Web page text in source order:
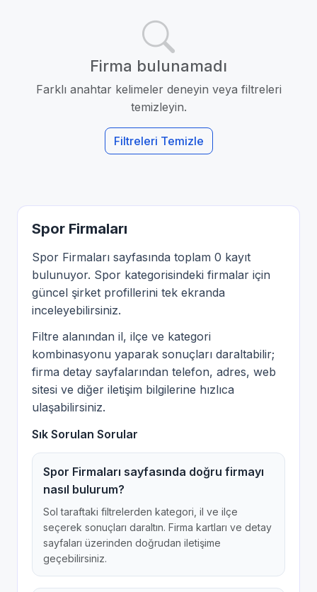
Firma bulunamadı
Farklı anahtar kelimeler deneyin veya filtreleri
temizleyin.
Filtreleri Temizle
Spor Firmaları
Spor Firmaları sayfasında toplam 0 kayıt
bulunuyor. Spor kategorisindeki firmalar için
güncel şirket profillerini tek ekranda
inceleyebilirsiniz.
Filtre alanından il, ilçe ve kategori
kombinasyonu yaparak sonuçları daraltabilir;
firma detay sayfalarından telefon, adres, web
sitesi ve diğer iletişim bilgilerine hızlıca
ulaşabilirsiniz.
Sık Sorulan Sorular
Spor Firmaları sayfasında doğru firmayı
nasıl bulurum?
Sol taraftaki filtrelerden kategori, il ve ilçe
seçerek sonuçları daraltın. Firma kartları ve detay
sayfaları üzerinden doğrudan iletişime
geçebilirsiniz.